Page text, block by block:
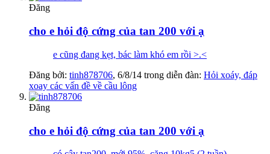
Đăng
cho e hỏi độ cứng của tan 200 với ạ
e cũng đang kẹt, bác làm khó em rồi >.<
Đăng bởi: tinh878706, 6/8/14 trong diễn đàn: Hỏi xoáy, đáp
xoay các vấn đề về cầu lông
Đăng
cho e hỏi độ cứng của tan 200 với ạ